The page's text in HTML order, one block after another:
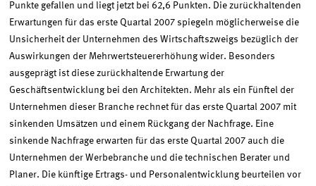
Punkte gefallen und liegt jetzt bei 62,6 Punkten. Die zurückhaltenden
Erwartungen für das erste Quartal 2007 spiegeln möglicherweise die
Unsicherheit der Unternehmen des Wirtschaftszweigs bezüglich der
Auswirkungen der Mehrwertsteuererhöhung wider. Besonders
ausgeprägt ist diese zurückhaltende Erwartung der
Geschäftsentwicklung bei den Architekten. Mehr als ein Fünftel der
Unternehmen dieser Branche rechnet für das erste Quartal 2007 mit
sinkenden Umsätzen und einem Rückgang der Nachfrage. Eine
sinkende Nachfrage erwarten für das erste Quartal 2007 auch die
Unternehmen der Werbebranche und die technischen Berater und
Planer. Die künftige Ertrags- und Personalentwicklung beurteilen vor